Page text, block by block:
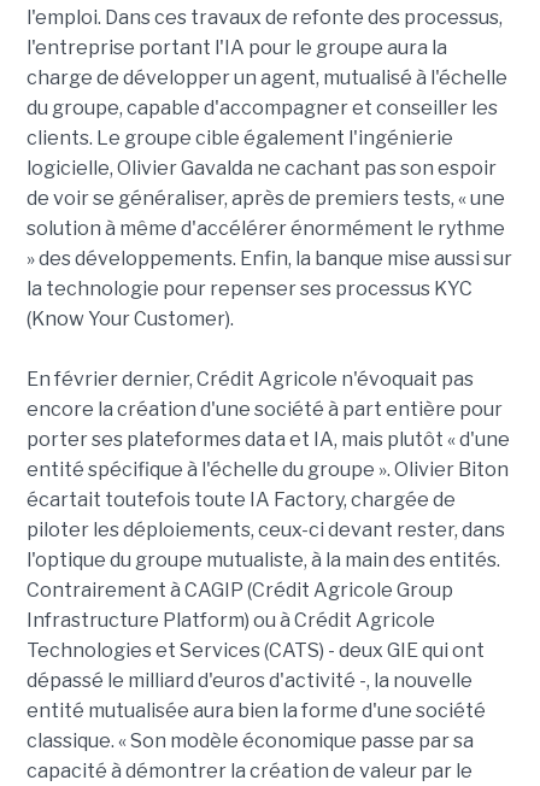
l'emploi. Dans ces travaux de refonte des processus,
l'entreprise portant l'IA pour le groupe aura la
charge de développer un agent, mutualisé à l'échelle
du groupe, capable d'accompagner et conseiller les
clients. Le groupe cible également l'ingénierie
logicielle, Olivier Gavalda ne cachant pas son espoir
de voir se généraliser, après de premiers tests, « une
solution à même d'accélérer énormément le rythme
» des développements. Enfin, la banque mise aussi sur
la technologie pour repenser ses processus KYC
(Know Your Customer).
En février dernier, Crédit Agricole n'évoquait pas
encore la création d'une société à part entière pour
porter ses plateformes data et IA, mais plutôt « d'une
entité spécifique à l'échelle du groupe ». Olivier Biton
écartait toutefois toute IA Factory, chargée de
piloter les déploiements, ceux-ci devant rester, dans
l'optique du groupe mutualiste, à la main des entités.
Contrairement à CAGIP (Crédit Agricole Group
Infrastructure Platform) ou à Crédit Agricole
Technologies et Services (CATS) - deux GIE qui ont
dépassé le milliard d'euros d'activité -, la nouvelle
entité mutualisée aura bien la forme d'une société
classique. « Son modèle économique passe par sa
capacité à démontrer la création de valeur par le